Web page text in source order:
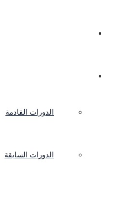
الدورات القادمة
الدورات السابقة